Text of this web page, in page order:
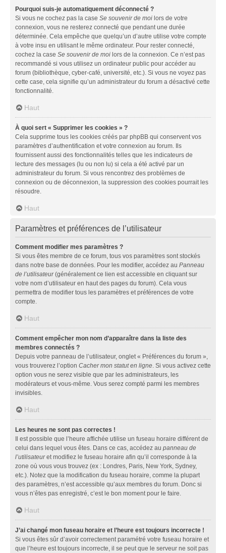
Pourquoi suis-je automatiquement déconnecté ?
Si vous ne cochez pas la case Se souvenir de moi lors de votre
connexion, vous ne resterez connecté que pendant une durée
déterminée. Cela empêche que quelqu’un d’autre utilise votre compte
à votre insu en utilisant le même ordinateur. Pour rester connecté,
cochez la case Se souvenir de moi lors de la connexion. Ce n’est pas
recommandé si vous utilisez un ordinateur public pour accéder au
forum (bibliothèque, cyber-café, université, etc.). Si vous ne voyez pas
cette case, cela signifie qu’un administrateur du forum a désactivé cette
fonctionnalité.
Haut
À quoi sert « Supprimer les cookies » ?
Cela supprime tous les cookies créés par phpBB qui conservent vos
paramètres d’authentification et votre connexion au forum. Ils
fournissent aussi des fonctionnalités telles que les indicateurs de
lecture des messages (lu ou non lu) si cela a été activé par un
administrateur du forum. Si vous rencontrez des problèmes de
connexion ou de déconnexion, la suppression des cookies pourrait les
résoudre.
Haut
Paramètres et préférences de l’utilisateur
Comment modifier mes paramètres ?
Si vous êtes membre de ce forum, tous vos paramètres sont stockés
dans notre base de données. Pour les modifier, accédez au Panneau
de l’utilisateur(généralement ce lien est accessible en cliquant sur
votre nom d’utilisateur en haut des pages du forum). Cela vous
permettra de modifier tous les paramètres et préférences de votre
compte.
Haut
Comment empêcher mon nom d’apparaître dans la liste des
membres connectés ?
Depuis votre panneau de l’utilisateur, onglet « Préférences du forum »,
vous trouverez l’option Cacher mon statut en ligne. Si vous activez cette
option vous ne serez visible que par les administrateurs, les
modérateurs et vous-même. Vous serez compté parmi les membres
invisibles.
Haut
Les heures ne sont pas correctes !
Il est possible que l’heure affichée utilise un fuseau horaire différent de
celui dans lequel vous êtes. Dans ce cas, accédez au panneau de
l’utilisateuret modifiez le fuseau horaire afin qu’il corresponde à la
zone où vous vous trouvez (ex : Londres, Paris, New York, Sydney,
etc.). Notez que la modification du fuseau horaire, comme la plupart
des paramètres, n’est accessible qu’aux membres du forum. Donc si
vous n’êtes pas enregistré, c’est le bon moment pour le faire.
Haut
J’ai changé mon fuseau horaire et l’heure est toujours incorrecte !
Si vous êtes sûr d’avoir correctement paramétré votre fuseau horaire et
que l’heure est toujours incorrecte, il se peut que le serveur ne soit pas